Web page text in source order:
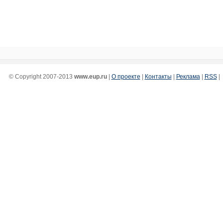
© Copyright 2007-2013 www.eup.ru| О проекте Контакты Реклама| RSS|